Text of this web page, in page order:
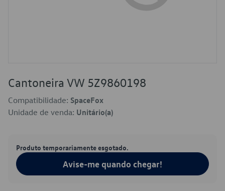
Cantoneira VW 5Z9860198
Compatibilidade: SpaceFox
Unidade de venda: Unitário(a)
Produto temporariamente esgotado.
Avise-me quando chegar!